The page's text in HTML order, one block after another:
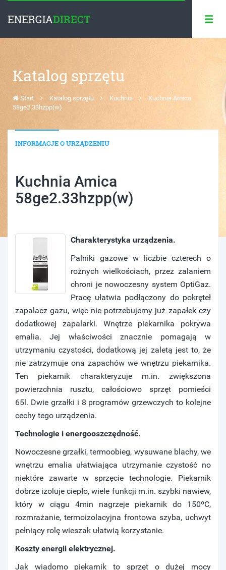
ENERGIADIRECT
Katalog sprzętu
Start Katalog sprzętu Kuchnia
Kuchnia Amica
58ge2.33hzpp(w)
INFORMACJE O URZĄDZENIU
Kuchnia Amica
58ge2.33hzpp(w)
Charakterystyka urządzenia.
Palniki gazowe w liczbie czterech o
rożnych wielkościach, przez zalaniem
chroni je nowoczesny system OptiGaz.
Pracę ułatwia podłączony do pokręteł
zapalacz gazu, więc nie potrzebujemy już zapałek czy
dodatkowej zapalarki. Wnętrze piekarnika pokrywa
emalia. Jej właściwości znacznie pomagają w
utrzymaniu czystości, dodatkową jej zaletą jest to, że
nie zatrzymuje ona zapachów we wnętrzu piekarnika.
Ten piekarnik charakteryzuje m.in. zwiększona
powierzchnia rusztu, całościowo sprzęt pomieści
65l. Dwie grzałki i 8 programów grzewczych to kolejne
cechy tego urządzenia.
Technologie i energooszczędność.
Nowoczesne grzałki, termoobieg, wysuwane blachy, we
wnętrzu emalia ułatwiająca utrzymanie czystość no
niektóre zawarte w sprzęcie technologie. Piekarnik
dobrze izoluje ciepło, wiele funkcji m.in. szybki nawiew,
który w ciągu 4min nagrzeje piekarnik do 150ºC,
rozmrażanie, termoizolacyjna frontowa szyba, uchwyt
pełniący rolę wieszak ułatwią korzystanie.
Koszty energii elektrycznej.
Jak wiadomo piekarnik to sprzęt o dużej mocy